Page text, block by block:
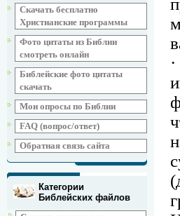
Скачать бесплатно
Христианские программы
Фото цитаты из Библии
смотреть онлайн
Библейские фото цитаты
скачать
Мои опросы по Библии
FAQ (вопрос/ответ)
Обратная связь сайта
Категории
Библейских файлов